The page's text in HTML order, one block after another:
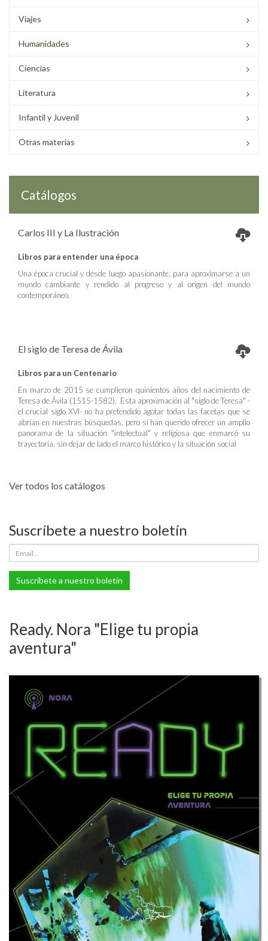
Viajes
Humanidades
Ciencias
Literatura
Infantil y Juvenil
Otras materias
Catálogos
Carlos III y La Ilustración
Libros para entender una época
Una época crucial y desde luego apasionante, para aproximarse a un
mundo cambiante y rendido al progreso y al origen del mundo
contemporáneo.
El siglo de Teresa de Ávila
Libros para un Centenario
En marzo de 2015 se cumplieron quinientos años del nacimiento de
Teresa de Ávila (1515-1582). Esta aproximación al "siglo de Teresa" -
el crucial siglo XVI- no ha pretendido agotar todas las facetas que se
abrían en nuestras búsquedas, pero sí han querido ofrecer un amplio
panorama de la situación "intelectual" y religiosa que enmarcó su
trayectoria, sin dejar de lado el marco histórico y la situación social
Ver todos los catálogos
Suscríbete a nuestro boletín
Suscríbete a nuestro boletín
Ready. Nora "Elige tu propia
aventura"